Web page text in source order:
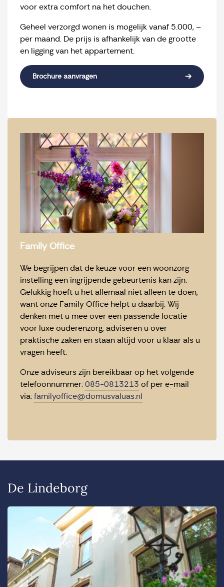
voor extra comfort na het douchen.
Geheel verzorgd wonen is mogelijk vanaf 5.000, –
per maand. De prijs is afhankelijk van de grootte
en ligging van het appartement.
Brochure aanvragen
Family Office
We begrijpen dat de keuze voor een woonzorg
instelling een ingrijpende gebeurtenis kan zijn.
Gelukkig hoeft u het allemaal niet alleen te doen,
want onze Family Office helpt u daarbij. Wij
denken met u mee over een passende locatie
voor luxe ouderenzorg, adviseren u over
praktische zaken en staan altijd voor u klaar als u
vragen heeft.
Onze adviseurs zijn bereikbaar op het volgende
telefoonnummer: 085-0813213 of per e-mail
via: familyoffice@domusvaluas.nl
De Lindeborg